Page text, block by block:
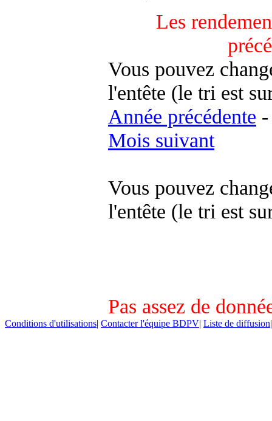
Les
Vous pouvez
l'entête (le tri est
Année précédente -
Mois suivant
Vous pouvez
l'entête (le tri est
Pas assez de
Conditions d'utilisations| Contacter l'équipe BDPV| Liste de diffusion